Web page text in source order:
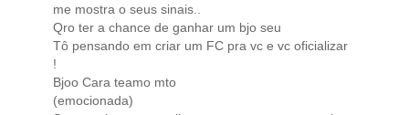
me mostra o seus sinais..
Qro ter a chance de ganhar um bjo seu
Tô pensando em criar um FC pra vc e vc oficializar
!
Bjoo Cara teamo mto
(emocionada)